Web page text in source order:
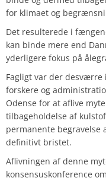
for klimaet og
Det resulterede i
kan binde mere end
yderligere fokus på
Fagligt var der desværre
forskere og
Odense for at aflive
tilbageholdelse af
permanente begravelse
definitivt bristet.
Aflivningen af denne
konsensuskonference